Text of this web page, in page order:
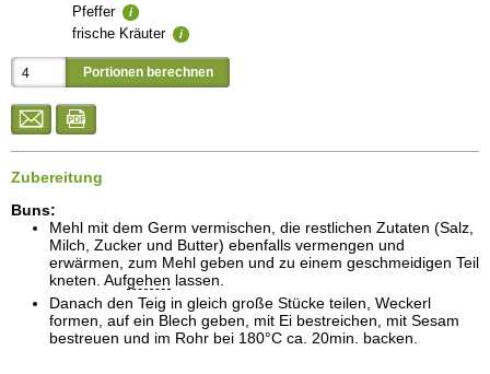
Pfeffer i
frische Kräuter i
Zubereitung
Buns:
Mehl mit dem Germ vermischen, die restlichen Zutaten (Salz,
Milch, Zucker und Butter) ebenfalls vermengen und
erwärmen, zum Mehl geben und zu einem geschmeidigen Teil
kneten. Aufgehen lassen.
Danach den Teig in gleich große Stücke teilen, Weckerl
formen, auf ein Blech geben, mit Ei bestreichen, mit Sesam
bestreuen und im Rohr bei 180°C ca. 20min. backen.